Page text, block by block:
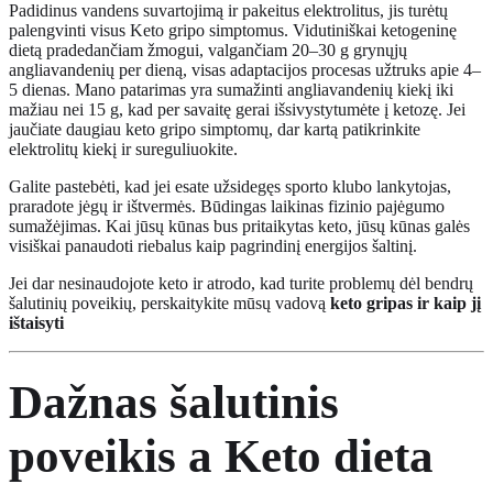
Padidinus vandens suvartojimą ir pakeitus elektrolitus, jis turėtų
palengvinti visus Keto gripo simptomus. Vidutiniškai ketogeninę
dietą pradedančiam žmogui, valgančiam 20–30 g grynųjų
angliavandenių per dieną, visas adaptacijos procesas užtruks apie 4–
5 dienas. Mano patarimas yra sumažinti angliavandenių kiekį iki
mažiau nei 15 g, kad per savaitę gerai išsivystytumėte į ketozę. Jei
jaučiate daugiau keto gripo simptomų, dar kartą patikrinkite
elektrolitų kiekį ir sureguliuokite.
Galite pastebėti, kad jei esate užsidegęs sporto klubo lankytojas,
praradote jėgų ir ištvermės. Būdingas laikinas fizinio pajėgumo
sumažėjimas. Kai jūsų kūnas bus pritaikytas keto, jūsų kūnas galės
visiškai panaudoti riebalus kaip pagrindinį energijos šaltinį.
Jei dar nesinaudojote keto ir atrodo, kad turite problemų dėl bendrų
šalutinių poveikių, perskaitykite mūsų vadovą keto gripas ir kaip jį
ištaisyti
Dažnas šalutinis
poveikis a Keto dieta